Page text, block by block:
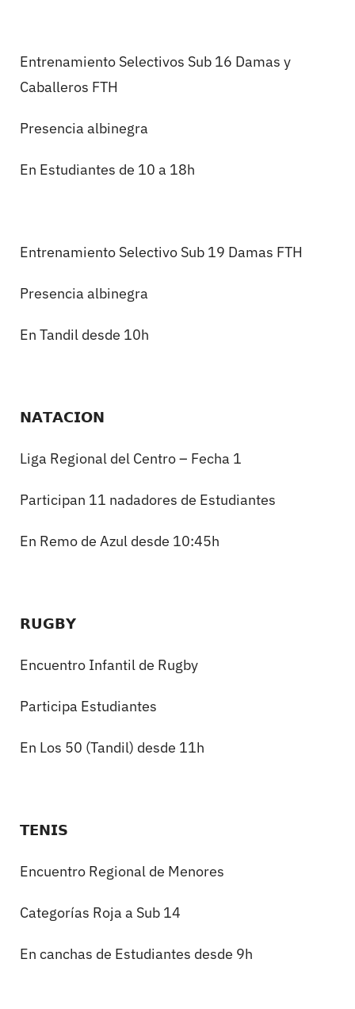
Entrenamiento Selectivos Sub 16 Damas y
Caballeros FTH
Presencia albinegra
En Estudiantes de 10 a 18h
Entrenamiento Selectivo Sub 19 Damas FTH
Presencia albinegra
En Tandil desde 10h
𝗡𝗔𝗧𝗔𝗖𝗜𝗢𝗡
Liga Regional del Centro – Fecha 1
Participan 11 nadadores de Estudiantes
En Remo de Azul desde 10:45h
𝗥𝗨𝗚𝗕𝗬
Encuentro Infantil de Rugby
Participa Estudiantes
En Los 50 (Tandil) desde 11h
𝗧𝗘𝗡𝗜𝗦
Encuentro Regional de Menores
Categorías Roja a Sub 14
En canchas de Estudiantes desde 9h